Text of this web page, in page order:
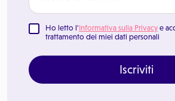
Ho letto l'Informativa sulla Privacy e
trattamento dei miei dati personali
Iscriviti